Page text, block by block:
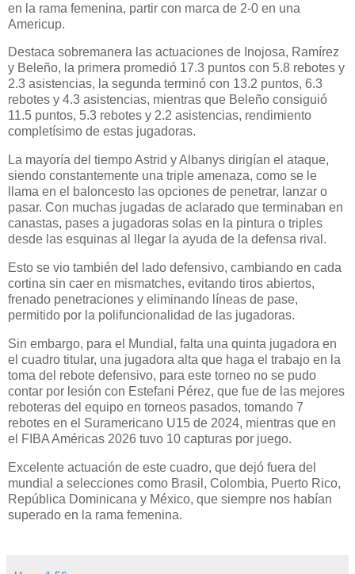
en la rama femenina, partir con marca de 2-0 en una
Americup.
Destaca sobremanera las actuaciones de Inojosa, Ramírez
y Beleño, la primera promedió 17.3 puntos con 5.8 rebotes y
2.3 asistencias, la segunda terminó con 13.2 puntos, 6.3
rebotes y 4.3 asistencias, mientras que Beleño consiguió
11.5 puntos, 5.3 rebotes y 2.2 asistencias, rendimiento
completísimo de estas jugadoras.
La mayoría del tiempo Astrid y Albanys dirigían el ataque,
siendo constantemente una triple amenaza, como se le
llama en el baloncesto las opciones de penetrar, lanzar o
pasar. Con muchas jugadas de aclarado que terminaban en
canastas, pases a jugadoras solas en la pintura o triples
desde las esquinas al llegar la ayuda de la defensa rival.
Esto se vio también del lado defensivo, cambiando en cada
cortina sin caer en mismatches, evitando tiros abiertos,
frenado penetraciones y eliminando líneas de pase,
permitido por la polifuncionalidad de las jugadoras.
Sin embargo, para el Mundial, falta una quinta jugadora en
el cuadro titular, una jugadora alta que haga el trabajo en la
toma del rebote defensivo, para este torneo no se pudo
contar por lesión con Estefani Pérez, que fue de las mejores
reboteras del equipo en torneos pasados, tomando 7
rebotes en el Suramericano U15 de 2024, mientras que en
el FIBA Américas 2026 tuvo 10 capturas por juego.
Excelente actuación de este cuadro, que dejó fuera del
mundial a selecciones como Brasil, Colombia, Puerto Rico,
República Dominicana y México, que siempre nos habían
superado en la rama femenina.